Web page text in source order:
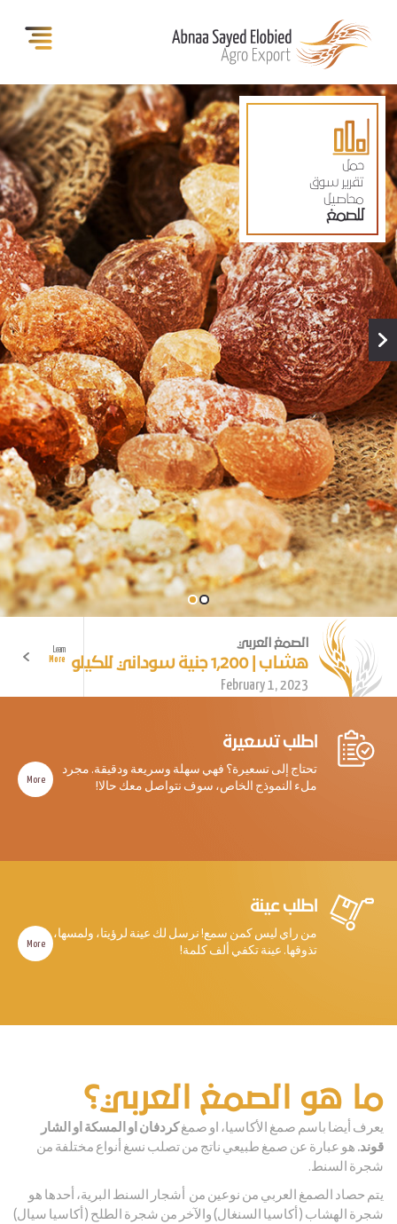
حمل
تقرير سوق
محاصيل
للصمغ
الصمغ العربي
هشاب | 1,200 جنية سوداني للكيلو
February 1, 2023
Learn
More
اطلب تسعيرة
تحتاج إلى تسعيرة؟ فهي سهلة وسريعة ودقيقة. مجرد
ملء النموذج الخاص، سوف نتواصل معك حالا!
More
اطلب عينة
من راي ليس كمن سمع! نرسل لك عينة لرؤيتا، ولمسها،
تذوقها. عينة تكفي ألف كلمة!
More
ما هو الصمغ العربي؟
يعرف أيضا باسم صمغ الأكاسيا، او صمغ كردفان او المسكة او الشار
قوند. هو عبارة عن صمغ طبيعي ناتج من تصلب نسغ أنواع مختلفة من
شجرة السنط.
يتم حصاد الصمغ العربي من نوعين من أشجار السنط البرية، أحدها هو
شجرة الهشاب ( أكاسيا السنغال) والآخر من شجرة الطلح ( أكاسيا سيال)